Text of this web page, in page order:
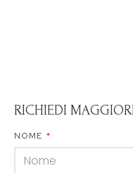
RICHIEDI
NOME